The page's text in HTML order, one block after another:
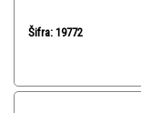
Šifra: 19772